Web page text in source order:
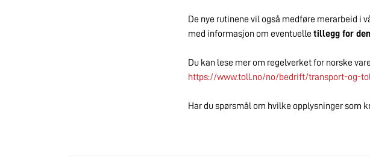
De nye rutinene vil også medføre merarbeid i
med informasjon om eventuelle tillegg for
Du kan lese mer om regelverket for norske
https://www.toll.no/no/bedrift/transport-og-
Har du spørsmål om hvilke opplysninger som